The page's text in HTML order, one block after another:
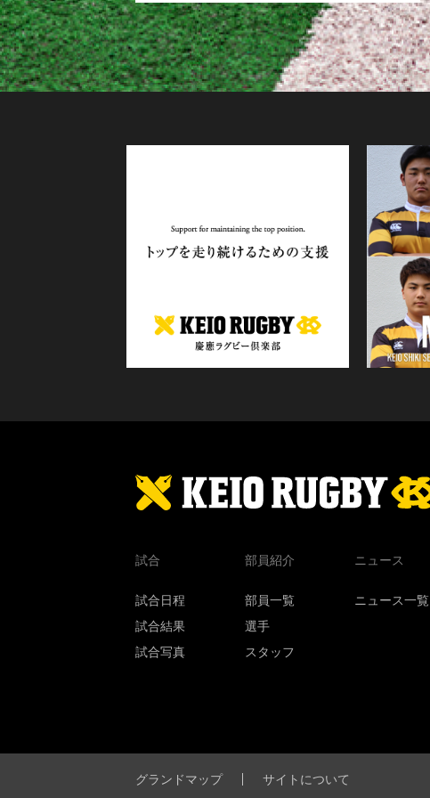
試合
試合日程
試合結果
試合写真
部員紹介
部員一覧
選手
スタッフ
ニュース
ニュース一覧
グランドマップ サイトについて